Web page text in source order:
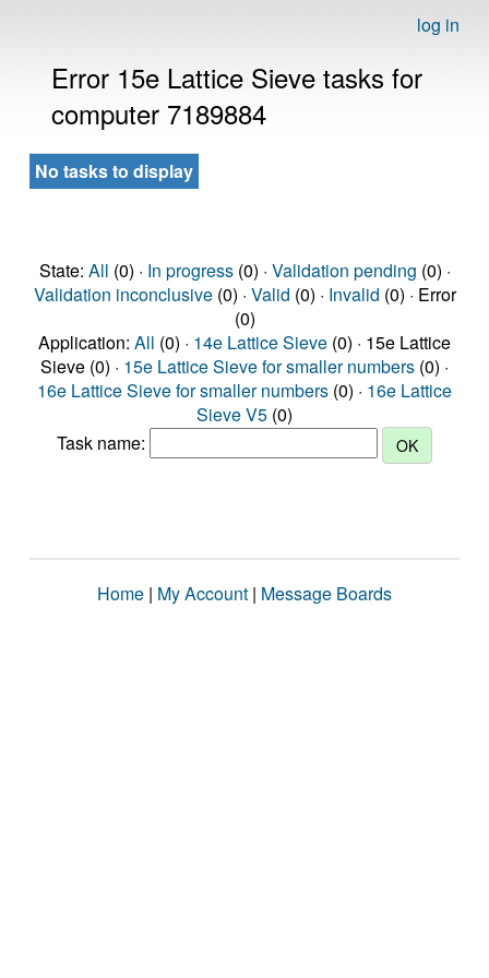
log in
Error 15e Lattice Sieve tasks for
computer 7189884
No tasks to display
State: All (0) · In progress(0) · Validation pending (0) ·
Validation inconclusive(0) · Valid (0) · Invalid (0) · Error
(0)
Application: All (0) · 14e Lattice Sieve (0) · 15e Lattice
Sieve (0) · 15e Lattice Sieve for smaller numbers (0) ·
16e Lattice Sieve for smaller numbers (0) · 16e Lattice
Sieve V5 (0)
Task name:
Home | My Account | Message Boards